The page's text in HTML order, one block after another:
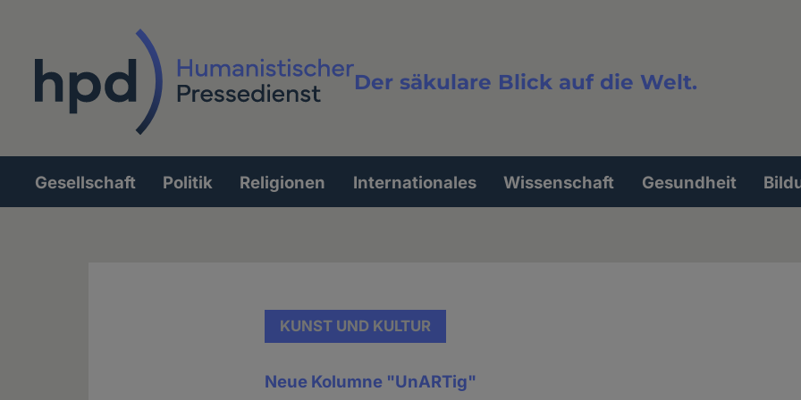
Der säkulare Blick auf die Welt.
Volltextsuche
Hauptnavigation
Gesellschaft Politik Religionen Internationales Wissenschaft Gesundheit
KUNST UND KULTUR
Neue Kolumne "UnARTig"